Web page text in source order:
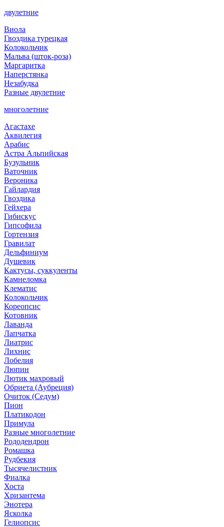
двулетние
Виола
Гвоздика турецкая
Колокольчик
Мальва (шток-роза)
Маргаритка
Наперстянка
Незабудка
Разные двулетние
многолетние
Агастахе
Аквилегия
Арабис
Астра Альпийская
Бузульник
Ваточник
Вероника
Гайлардия
Гвоздика
Гейхера
Гибискус
Гипсофила
Гортензия
Гравилат
Дельфиниум
Душевик
Кактусы, суккуленты
Камнеломка
Клематис
Колокольчик
Кореопсис
Котовник
Лаванда
Лапчатка
Лиатрис
Лихнис
Лобелия
Люпин
Лютик махровый
Обриета (Аубреция)
Очиток (Седум)
Пион
Платикодон
Примула
Разные многолетние
Рододендрон
Ромашка
Рудбекия
Тысячелистник
Фиалка
Хоста
Хризантема
Энотера
Ясколка
Гелиопсис